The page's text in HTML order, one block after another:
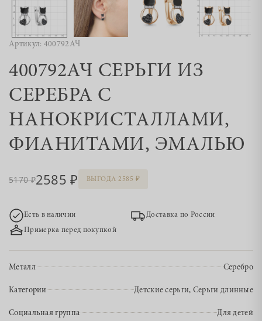
Артикул: 400792АЧ
400792АЧ СЕРЬГИ ИЗ
СЕРЕБРА С
НАНОКРИСТАЛЛАМИ,
ФИАНИТАМИ, ЭМАЛЬЮ
5170 2585 ВЫГОДА 2585
Есть в наличии
Доставка по России
Примерка перед покупкой
Металл Серебро
Категории Детские серьги, Серьги длинные
Социальная группа Для детей